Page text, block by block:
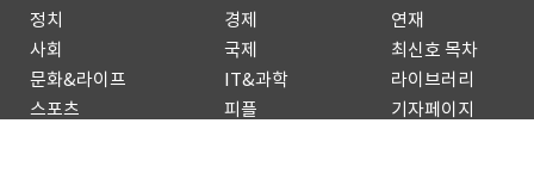
정치 경제
연재
사회
국제
최신호 목차
문화&라이프
IT&과학
라이브러리
스포츠
피플
기자페이지